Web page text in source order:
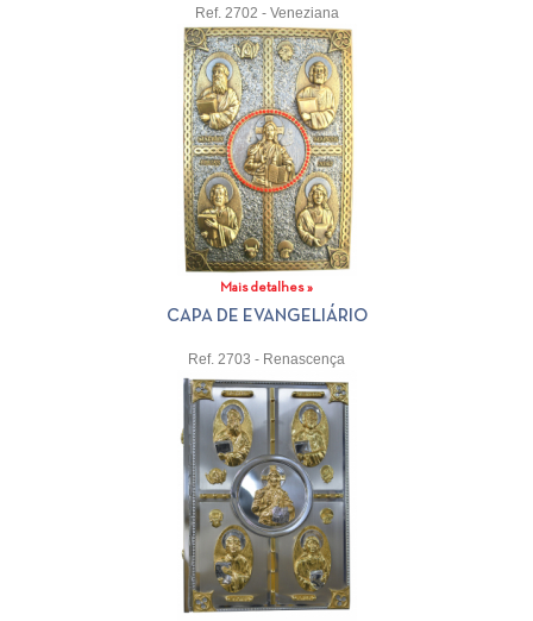
Ref. 2702 - Veneziana
Mais detalhes »
CAPA DE EVANGELIÁRIO
Ref. 2703 - Renascença